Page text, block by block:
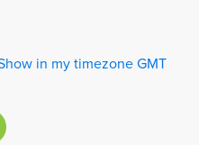
in my timezoneGMT